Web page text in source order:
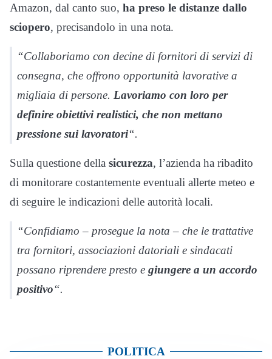
Amazon, dal canto suo, ha preso le distanze dallo
sciopero, precisandolo in una nota.
“Collaboriamo con decine di fornitori di servizi di
consegna, che offrono opportunità lavorative a
migliaia di persone. Lavoriamo con loro per
definire obiettivi realistici, che non mettano
pressione sui lavoratori“.
Sulla questione della sicurezza, l’azienda ha ribadito
di monitorare costantemente eventuali allerte meteo e
di seguire le indicazioni delle autorità locali.
“Confidiamo – prosegue la nota – che le trattative
tra fornitori, associazioni datoriali e sindacati
possano riprendere presto e giungere a un accordo
positivo“.
POLITICA